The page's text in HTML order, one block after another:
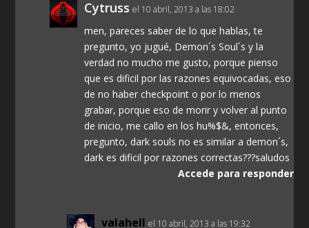
Cytruss el 10 abril, 2013 a las 18:02
men, pareces saber de lo que hablas, te
pregunto, yo jugué, Demon´s Soul´s y la
verdad no mucho me gusto, porque pienso
que es dificil por las razones equivocadas, eso
de no haber checkpoint o por lo menos
grabar, porque eso de morir y volver al punto
de inicio, me callo en los hu%$&, entonces,
pregunto, dark souls no es similar a demon´s,
dark es dificil por razones correctas???saludos
Accede para responder
valahell el 10 abril, 2013 a las 19:32